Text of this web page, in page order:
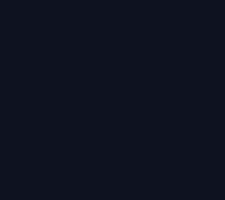
raro Lorde Orc, a
aliados, tendo Gabiru como